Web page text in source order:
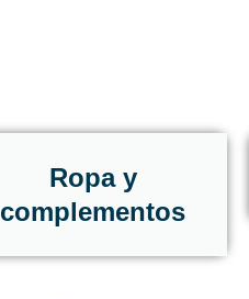
Ropa y
complementos